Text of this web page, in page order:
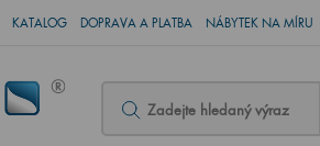
KATALOG DOPRAVA A PLATBA NÁBYTEK NA MÍRU